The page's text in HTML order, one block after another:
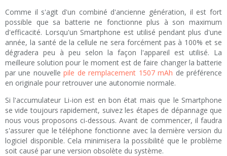
Comme il s'agit d'un combiné d'ancienne génération, il est fort
possible que sa batterie ne fonctionne plus à son maximum
d'efficacité. Lorsqu'un Smartphone est utilisé pendant plus d'une
année, la santé de la cellule ne sera forcément pas à 100% et se
dégradera peu à peu selon la façon l'appareil est utilisé. La
meilleure solution pour le moment est de faire changer la batterie
par une nouvellepile de remplacement 1507 mAh de préférence
en originale pour retrouver une autonomie normale.
Si l'accumulateur Li-ion est en bon état mais que le Smartphone
se vide toujours rapidement, suivez les étapes de dépannage que
nous vous proposons ci-dessous. Avant de commencer, il faudra
s'assurer que le téléphone fonctionne avec la dernière version du
logiciel disponible. Cela minimisera la possibilité que le problème
soit causé par une version obsolète du système.